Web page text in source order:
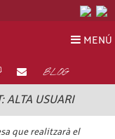
MENÚ
BLOG
ALTA USUARI
que realitzarà el